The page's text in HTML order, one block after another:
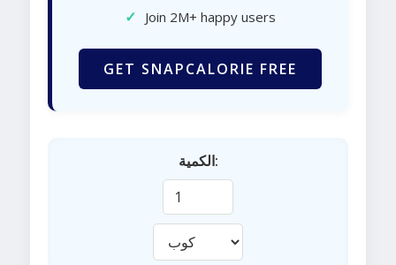
✓ Join 2M+ happy users
GET SNAPCALORIE FREE
الكمية: